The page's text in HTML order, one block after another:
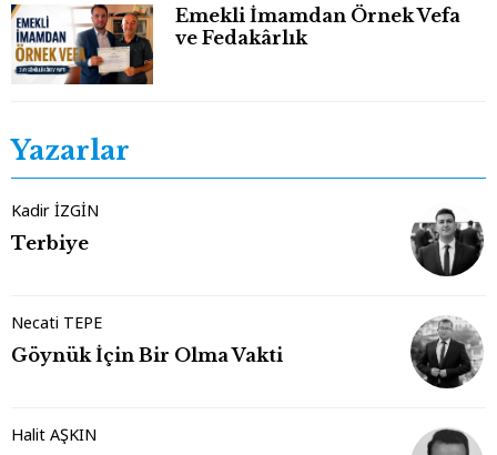
Emekli İmamdan Örnek Vefa
ve Fedakârlık
Yazarlar
Kadir İZGİN
Terbiye
Necati TEPE
Göynük İçin Bir Olma Vakti
Halit AŞKIN